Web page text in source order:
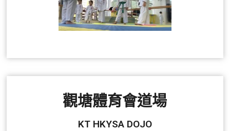
觀塘體育會道場
KT HKYSA DOJO